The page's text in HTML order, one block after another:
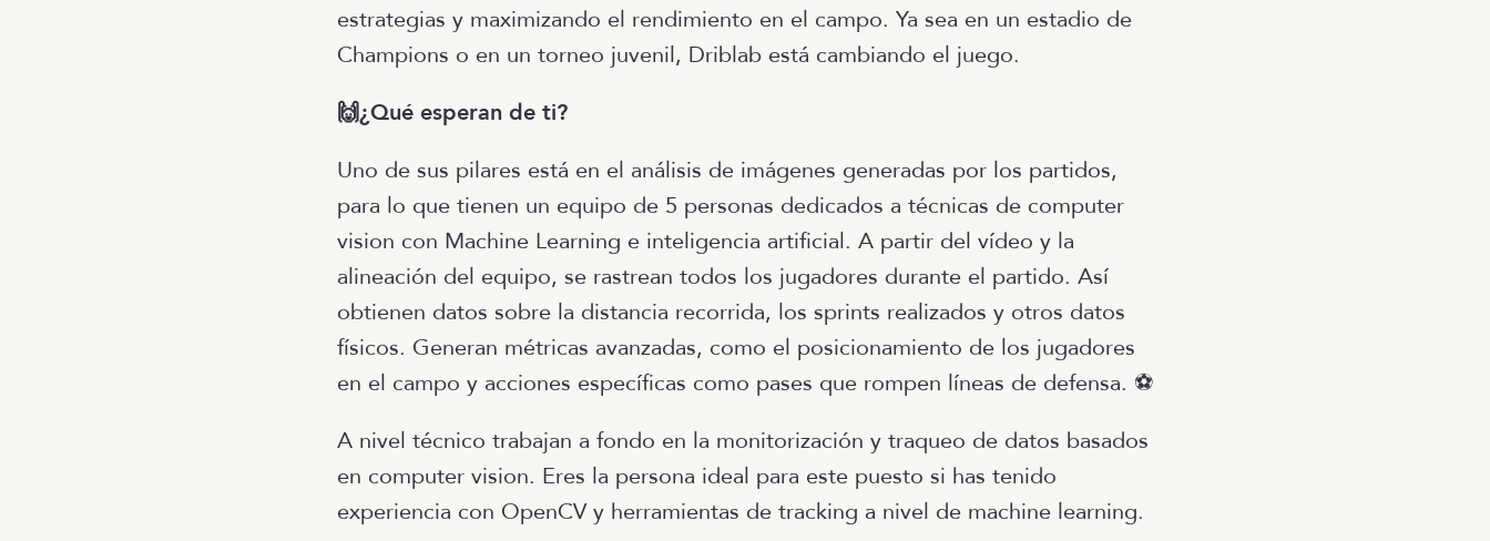
estrategias y maximizando el rendimiento en el campo. Ya sea en un estadio de
Champions o en un torneo juvenil, Driblab está cambiando el juego.
🙌¿Qué esperan de ti?
Uno de sus pilares está en el análisis de imágenes generadas por los partidos,
para lo que tienen un equipo de 5 personas dedicados a técnicas de computer
vision con Machine Learning e inteligencia artificial. A partir del vídeo y la
alineación del equipo, se rastrean todos los jugadores durante el partido. Así
obtienen datos sobre la distancia recorrida, los sprints realizados y otros datos
físicos. Generan métricas avanzadas, como el posicionamiento de los jugadores
en el campo y acciones específicas como pases que rompen líneas de defensa. ⚽
A nivel técnico trabajan a fondo en la monitorización y traqueo de datos basados
en computer vision. Eres la persona ideal para este puesto si has tenido
experiencia con OpenCV y herramientas de tracking a nivel de machine learning.